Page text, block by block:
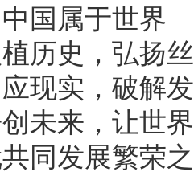
国属于世界
植历史，弘扬
应现实，破解
创未来，让世
同发展繁荣